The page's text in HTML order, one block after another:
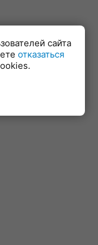
сайта
отказаться